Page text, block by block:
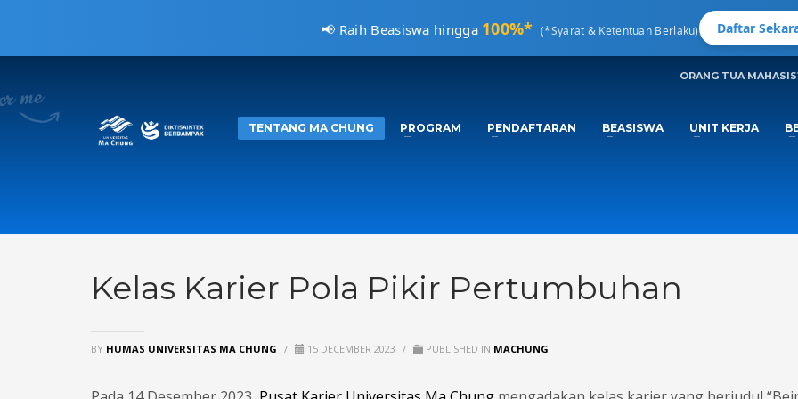
📢 Raih Beasiswa hingga 100%* (*Syarat & Ketentuan Berlaku) Daftar
1 Kunjungi pmb.machung.ac.id. 2
ORANG TUA
TENTANG MA CHUNG PROGRAM PENDAFTARAN BEASISWA UNIT KERJA
Kelas Karier Pola Pikir Pertumbuhan
BY HUMAS UNIVERSITAS MA CHUNG / 15 DECEMBER 2023 / PUBLISHED IN MACHUNG